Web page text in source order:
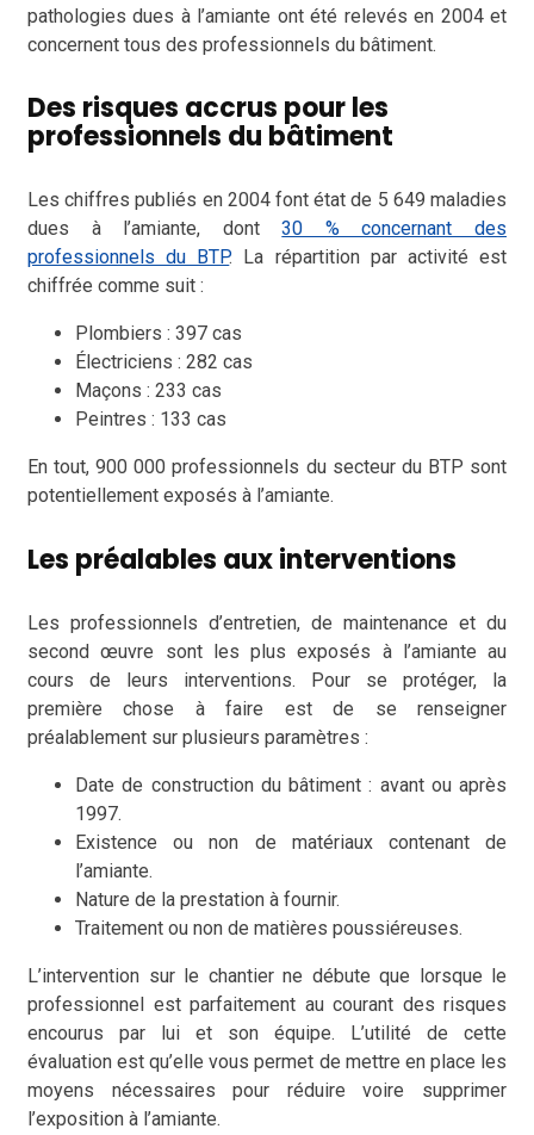
pathologies dues à l’amiante ont été relevés en 2004 et
concernent tous des professionnels du bâtiment.
Des risques accrus pour les
professionnels du bâtiment
Les chiffres publiés en 2004 font état de 5 649 maladies
dues à l’amiante, dont30 % concernant des
professionnels du BTP. La répartition par activité est
chiffrée comme suit :
Plombiers : 397 cas
Électriciens : 282 cas
Maçons : 233 cas
Peintres : 133 cas
En tout, 900 000 professionnels du secteur du BTP sont
potentiellement exposés à l’amiante.
Les préalables aux interventions
Les professionnels d’entretien, de maintenance et du
second œuvre sont les plus exposés à l’amiante au
cours de leurs interventions. Pour se protéger, la
première chose à faire est de se renseigner
préalablement sur plusieurs paramètres :
Date de construction du bâtiment : avant ou après
1997.
Existence ou non de matériaux contenant de
l’amiante.
Nature de la prestation à fournir.
Traitement ou non de matières poussiéreuses.
L’intervention sur le chantier ne débute que lorsque le
professionnel est parfaitement au courant des risques
encourus par lui et son équipe. L’utilité de cette
évaluation est qu’elle vous permet de mettre en place les
moyens nécessaires pour réduire voire supprimer
l’exposition à l’amiante.